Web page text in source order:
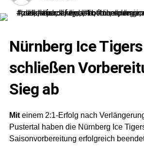
Nürnberg Ice Tigers
schließen
Sieg ab
Miteinem 2:1-Erfolg nach
Pustertal haben die Nürnberg Ice
Saisonvorbereitung erfolgreich